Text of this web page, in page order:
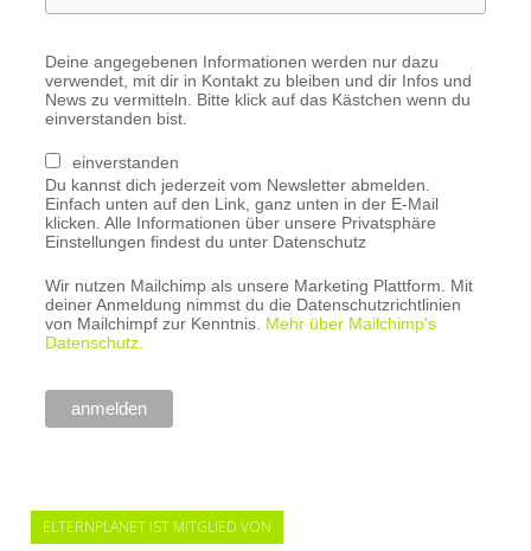
Deine angegebenen Informationen werden nur dazu
verwendet, mit dir in Kontakt zu bleiben und dir Infos und
News zu vermitteln. Bitte klick auf das Kästchen wenn du
einverstanden bist.
einverstanden
Du kannst dich jederzeit vom Newsletter abmelden.
Einfach unten auf den Link, ganz unten in der E-Mail
klicken. Alle Informationen über unsere Privatsphäre
Einstellungen findest du unter Datenschutz
Wir nutzen Mailchimp als unsere Marketing Plattform. Mit
deiner Anmeldung nimmst du die Datenschutzrichtlinien
von Mailchimpf zur Kenntnis. Mehr über Mailchimp's
Datenschutz.
ELTERNPLANET IST MITGLIED VON